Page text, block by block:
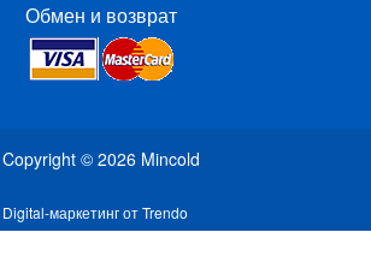
Обмен и возврат
Copyright © 2026 Mincold
Digital-маркетинг от Trendo